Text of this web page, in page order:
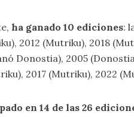
ha ganado 10 ediciones:
2012 (Mutriku), 2018
Donostia), 2005
2017 (Mutriku), 2022
en 14 de las 26